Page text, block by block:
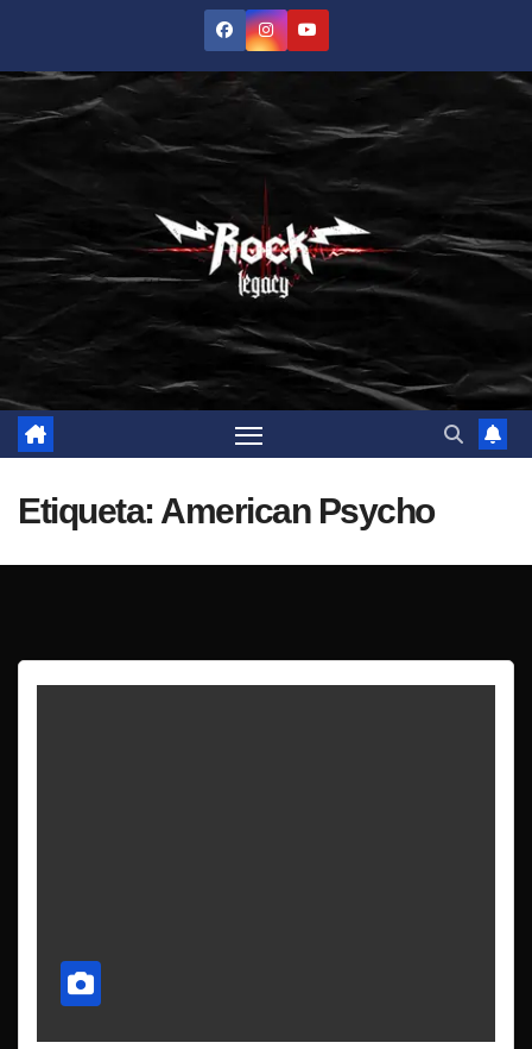
contenido
Etiqueta: American Psycho